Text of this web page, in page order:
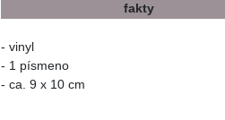
fakty
- vinyl
- 1 písmeno
- ca. 9 x 10 cm